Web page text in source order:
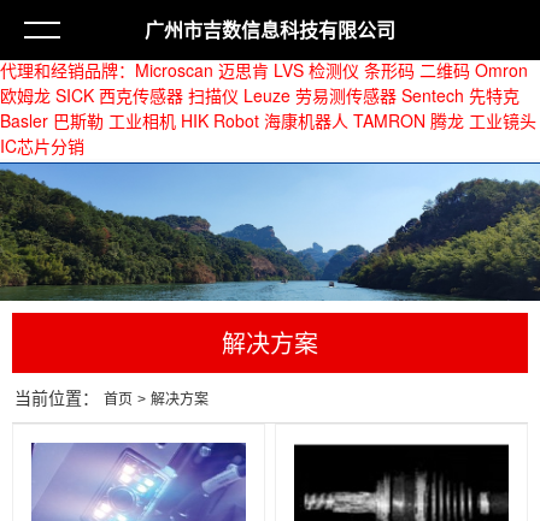
广州市吉数信息科技有限公司
代理和经销品牌： Microscan 迈思肯 LVS 检测仪 条形码 二维码 Omron
欧姆龙 SICK 西克传感器 扫描仪 Leuze 劳易测传感器 Sentech 先特克
Basler 巴斯勒 工业相机 HIK Robot 海康机器人 TAMRON 腾龙 工业镜头
IC芯片分销
解决方案
当前位置： 首页 > 解决方案